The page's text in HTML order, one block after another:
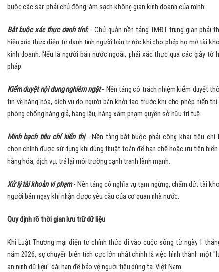
buộc các sàn phải chủ động làm sạch không gian kinh doanh của mình:
​Bắt buộc xác thực danh tính- Chủ quản nền tảng TMĐT trung gian phải
hiện xác thực điện tử danh tính người bán trước khi cho phép họ mở tài
kinh doanh. Nếu là người bán nước ngoài, phải xác thực qua các giấy tờ
pháp.
​Kiểm duyệt nội dung nghiêm ngặt - Nền tảng có trách nhiệm kiểm duyệt
tin về hàng hóa, dịch vụ do người bán khởi tạo trước khi cho phép hiển thị
phòng chống hàng giả, hàng lậu, hàng xâm phạm quyền sở hữu trí tuệ.
​Minh bạch tiêu chí hiển thị - Nền tảng bắt buộc phải công khai tiêu chí
chọn chính được sử dụng khi dùng thuật toán để hạn chế hoặc ưu tiên
hàng hóa, dịch vụ, trả lại môi trường cạnh tranh lành mạnh.
​Xử lý tài khoản vi phạm- Nền tảng có nghĩa vụ tạm ngừng, chấm dứt tài
người bán ngay khi nhận được yêu cầu của cơ quan nhà nước.
Quy định rõ thời gian lưu trữ dữ liệu
​Khi Luật Thương mại điện tử chính thức đi vào cuộc sống từ ngày 1
năm 2026, sự chuyển biến tích cực lớn nhất chính là việc hình thành một
an ninh dữ liệu" dài hạn để bảo vệ người tiêu dùng tại Việt Nam.